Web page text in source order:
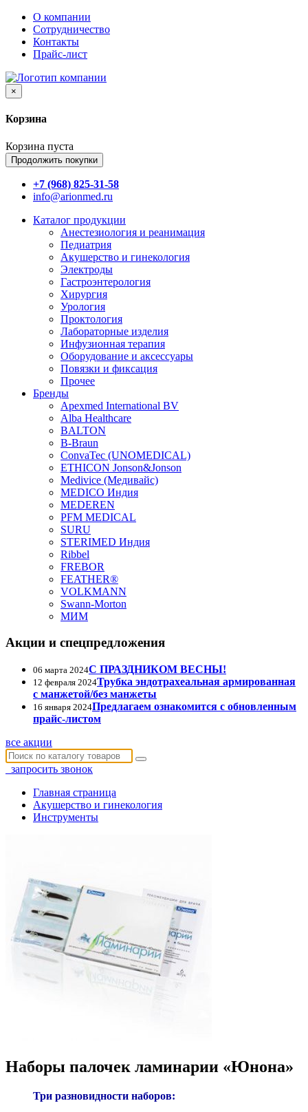
О компании
Сотрудничество
Контакты
Прайс-лист
×
Корзина
Корзина пуста
Продолжить покупки
+7 (968) 825-31-58
info@arionmed.ru
Каталог продукции
Анестезиология и реанимация
Педиатрия
Акушерство и гинекология
Электроды
Гастроэнтерология
Хирургия
Урология
Проктология
Лабораторные изделия
Инфузионная терапия
Оборудование и аксессуары
Повязки и фиксация
Прочее
Бренды
Apexmed International BV
Alba Healthcare
BALTON
B-Braun
ConvaTec (UNOMEDICAL)
ETHICON Jonson&Jonson
Medivice (Медивайс)
MEDICO Индия
MEDEREN
PFM MEDICAL
SURU
STERIMED Индия
Ribbel
FREBOR
FEATHER®
VOLKMANN
Swann-Morton
МИМ
Акции и спецпредложения
06 марта 2024С ПРАЗДНИКОМ ВЕСНЫ!
12 февраля 2024Трубка эндотрахеальная армированная
с манжетой/без манжеты
16 января 2024Предлагаем ознакомится с обновленным
прайс-листом
все акции
запросить звонок
Главная страница
Акушерство и гинекология
Инструменты
Наборы палочек ламинарии «Юнона»
Три разновидности наборов: